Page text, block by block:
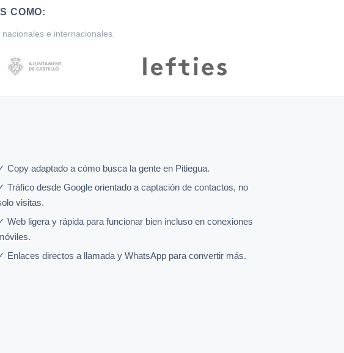
COMO:
e internacionales.
Copy adaptado a cómo busca la gente en Pitiegua.
Tráfico desde Google orientado a captación de contactos, no
visitas.
Web ligera y rápida para funcionar bien incluso en conexiones
Enlaces directos a llamada y WhatsApp para convertir más.